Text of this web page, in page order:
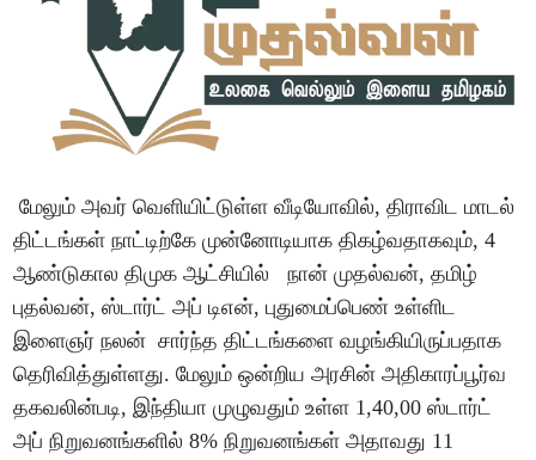
மேலும் அவர் வெளியிட்டுள்ள வீடியோவில், திராவிட மாடல்
திட்டங்கள் நாட்டிற்கே முன்னோடியாக திகழ்வதாகவும், 4
ஆண்டுகால திமுக ஆட்சியில் நான் முதல்வன், தமிழ்
புதல்வன், ஸ்டார்ட் அப் டிஎன், புதுமைப்பெண் உள்ளிட
இளைஞர் நலன் சார்ந்த திட்டங்களை வழங்கியிருப்பதாக
தெரிவித்துள்ளது. மேலும் ஒன்றிய அரசின் அதிகாரப்பூர்வ
தகவலின்படி, இந்தியா முழுவதும் உள்ள 1,40,00 ஸ்டார்ட்
அப் நிறுவனங்களில் 8% நிறுவனங்கள் அதாவது 11